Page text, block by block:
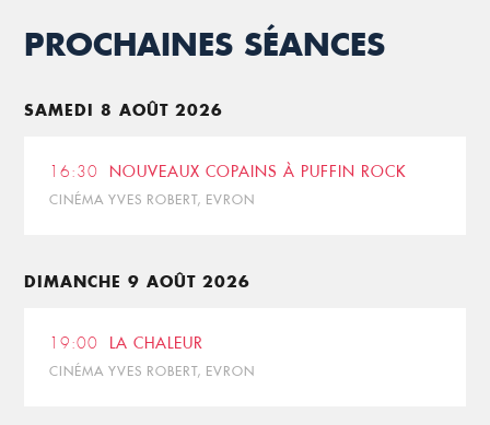
PROCHAINES SÉANCES
SAMEDI 8 AOÛT 2026
16:30 NOUVEAUX COPAINS À PUFFIN ROCK
CINÉMA YVES ROBERT, EVRON
DIMANCHE 9 AOÛT 2026
19:00 LA CHALEUR
CINÉMA YVES ROBERT, EVRON